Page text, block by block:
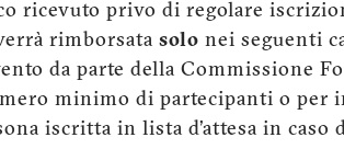
ricevuto privo di regolare
rimborsata solo nei seguenti
da parte della Commissione
minimo di partecipanti o
iscritta in lista d’attesa in caso